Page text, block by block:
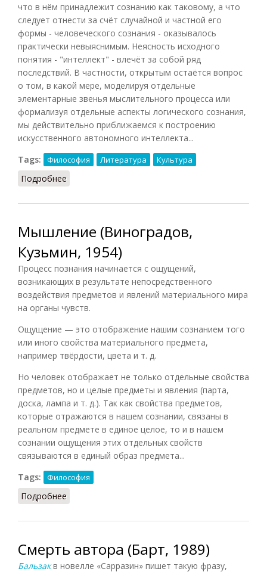
что в нём принадлежит сознанию как таковому, а что
следует отнести за счёт случайной и частной его
формы - человеческого сознания - оказывалось
практически невыяснимым. Неясность исходного
понятия - "интеллект" - влечёт за собой ряд
последствий. В частности, открытым остаётся вопрос
о том, в какой мере, моделируя отдельные
элементарные звенья мыслительного процесса или
формализуя отдельные аспекты логического сознания,
мы действительно приближаемся к построению
искусственного автономного интеллекта...
Tags:
Философия Литература Культура
Подробнее
Мышление (Виноградов,
Кузьмин, 1954)
Процесс познания начинается с ощущений,
возникающих в результате непосредственного
воздействия предметов и явлений материального мира
на органы чувств.
Ощущение — это отображение нашим сознанием того
или иного свойства материального предмета,
например твёрдости, цвета и т. д.
Но человек отображает не только отдельные свойства
предметов, но и целые предметы и явления (парта,
доска, лампа и т. д.). Так как свойства предметов,
которые отражаются в нашем сознании, связаны в
реальном предмете в единое целое, то и в нашем
сознании ощущения этих отдельных свойств
связываются в единый образ предмета...
Tags:
Философия
Подробнее
Смерть автора (Барт, 1989)
Бальзакв новелле «Сарразин» пишет такую фразу,